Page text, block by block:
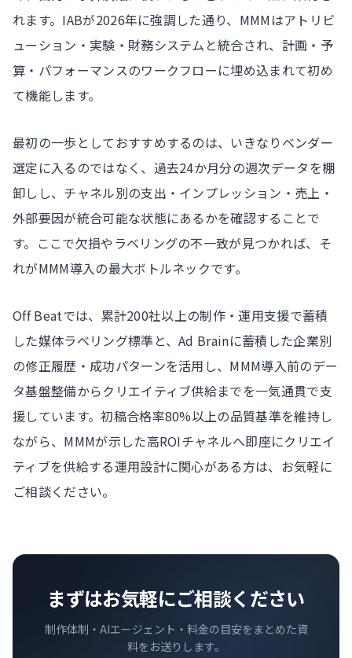
れます。IABが2026年に強調した通り、MMMはアトリビ
ューション・実験・財務システムと統合され、計画・予
算・パフォーマンスのワークフローに埋め込まれて初め
て機能します。
最初の一歩としておすすめするのは、いきなりベンダー
選定に入るのではなく、過去24か月分の週次データを棚
卸しし、チャネル別の支出・インプレッション・売上・
外部要因が統合可能な状態にあるかを確認することで
す。ここで欠損やラベリングの不一致が見つかれば、そ
れがMMM導入の最大ボトルネックです。
Off Beatでは、累計200社以上の制作・運用支援で蓄積
した媒体ラベリング標準と、Ad Brainに蓄積した企業別
の修正履歴・成功パターンを活用し、MMM導入前のデー
タ基盤整備からクリエイティブ供給までを一気通貫で支
援しています。初稿合格率80%以上の品質基準を維持し
ながら、MMMが示した高ROIチャネルへ即座にクリエイ
ティブを供給する運用設計に関心がある方は、お気軽に
ご相談ください。
まずはお気軽にご相談ください
制作体制・AIエージェント・料金の目安をまとめた資
料をお送りします。